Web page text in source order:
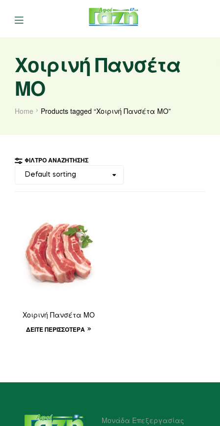
Χοιρινή Πανσέτα
ΜΟ
Home Products tagged “Χοιρινή Πανσέτα ΜΟ”
ΦΊΛΤΡΟ ΑΝΑΖΉΤΗΣΗΣ
Χοιρινή Πανσέτα ΜΟ
ΔΕΊΤΕ ΠΕΡΙΣΣΌΤΕΡΑ
Μονάδα Επεξεργασίας